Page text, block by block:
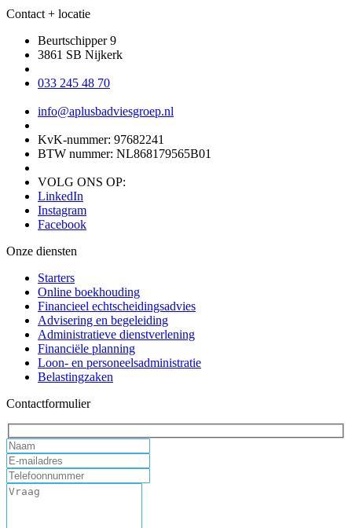
Contact + locatie
Beurtschipper 9
3861 SB Nijkerk
033 245 48 70
info@aplusbadviesgroep.nl
KvK-nummer: 97682241
BTW nummer: NL868179565B01
VOLG ONS OP:
LinkedIn
Instagram
Facebook
Onze diensten
Starters
Online boekhouding
Financieel echtscheidingsadvies
Advisering en begeleiding
Administratieve dienstverlening
Financiële planning
Loon- en personeelsadministratie
Belastingzaken
Contactformulier